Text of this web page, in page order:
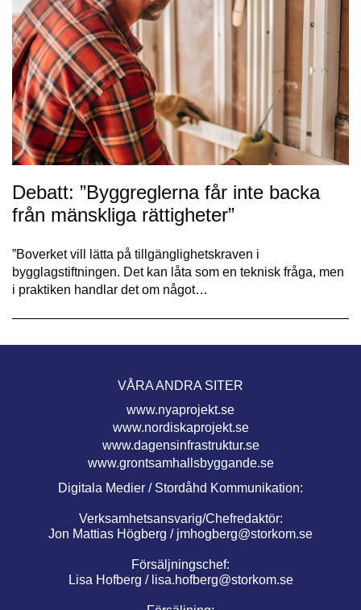
Debatt: ”Byggreglerna får inte backa
från mänskliga rättigheter”
”Boverket vill lätta på tillgänglighetskraven i
bygglagstiftningen. Det kan låta som en teknisk fråga, men
i praktiken handlar det om något…
VÅRA ANDRA SITER
www.nyaprojekt.se
www.nordiskaprojekt.se
www.dagensinfrastruktur.se
www.grontsamhallsbyggande.se
Digitala Medier / Stordåhd Kommunikation:
Verksamhetsansvarig/Chefredaktör:
Jon Mattias Högberg / jmhogberg@storkom.se
Försäljningschef:
Lisa Hofberg / lisa.hofberg@storkom.se